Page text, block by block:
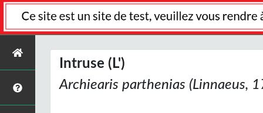
Intruse (L')
Archiearis parthenias (Linnaeus,